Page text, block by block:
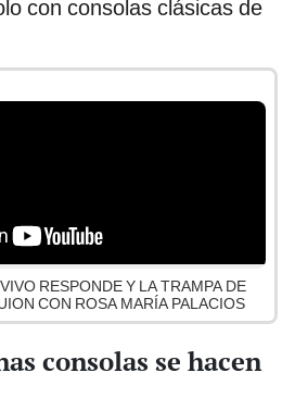
con consolas clásicas de
RESPONDE Y LA TRAMPA DE
CON ROSA MARÍA PALACIOS
consolas se hacen